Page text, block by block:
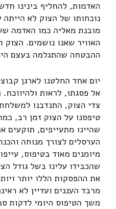
האדמות, להחליף בינינו
נוכחותו של הצוק לא
מובנת מאליה כמו האדמה
האוויר שאנו נושמים.
ההבטחה שהתגלמה בעצם
יום אחד החלטנו לארגן
אל פסגתו, לראות ולהיווכח.
צדי הצוק, התנדבנו
טיפסנו על הצוק זמן רב,
שהיינו מתעייפים, תוקעים
הערסלים לצורך מנוחה
מיומנים מאוד בטיפוס,
שהכבידו עלינו בשל גודל
את ההפסקות הללו יותר
מרבד העננים ועדיין לא
משך הטיפוס היומי לדקות